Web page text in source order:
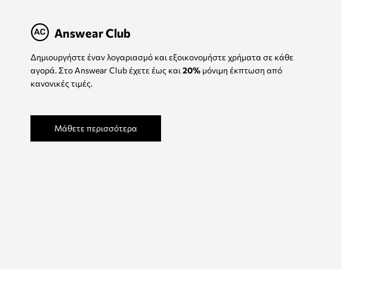
Answear Club
Δημιουργήστε έναν λογαριασμό και εξοικονομήστε χρήματα σε κάθε
αγορά. Στο Answear Club έχετε έως και 20%μόνιμη έκπτωση από
κανονικές τιμές.
Μάθετε περισσότερα